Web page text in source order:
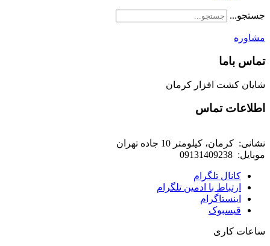
جستجو...
مشاوره
تماس باما
شایان کشت افزار کرمان
اطلاعات تماس
نشانی: کرمان، کیلومتر 10 جاده تهران
موبايل: 09131409238
کانال تلگرام
ارتباط با ادمین تلگرام
اینستاگرام
قیسبوک
ساعات کاری